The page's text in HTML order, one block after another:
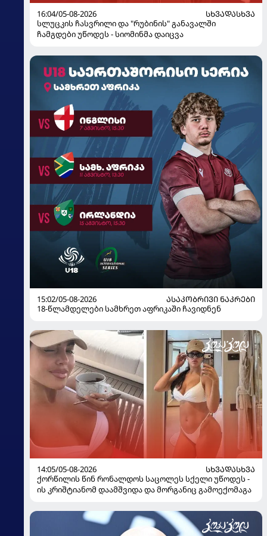
16:04/05-08-2026
ᲡᲮᲕᲐᲓᲐᲡᲮᲕᲐ
სლუცკის ჩასვრილი და "რუბინის" განავალში
ჩამგდები უწოდეს - სიომინმა დაიცვა
15:02/05-08-2026
ᲐᲡᲐᲙᲝᲑᲠᲘᲕᲘ ᲜᲐᲙᲠᲔᲑᲘ
18-წლამდელები სამხრეთ აფრიკაში ჩავიდნენ
14:05/05-08-2026
ᲡᲮᲕᲐᲓᲐᲡᲮᲕᲐ
ქორწილის წინ რონალდოს საცოლეს სქელი უწოდეს -
ის კრიშტიანომ დაამშვიდა და მორგანიც გამოექომაგა